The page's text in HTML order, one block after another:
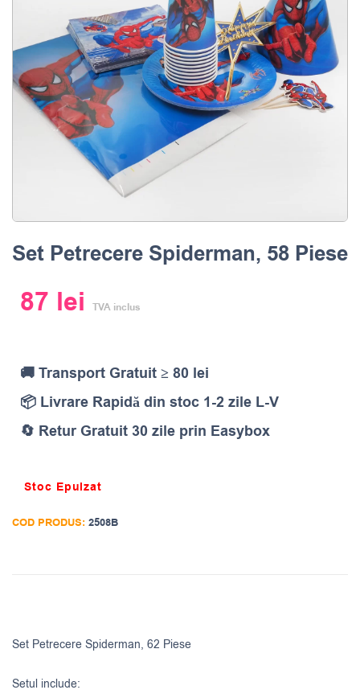
Set Petrecere Spiderman, 58 Piese
87 lei TVA inclus
🚚 Transport Gratuit ≥ 80 lei
📦 Livrare Rapidă din stoc 1-2 zile L-V
🔄 Retur Gratuit 30 zile prin Easybox
Stoc Epuizat
COD PRODUS: 2508B
Set Petrecere Spiderman, 62 Piese
Setul include: